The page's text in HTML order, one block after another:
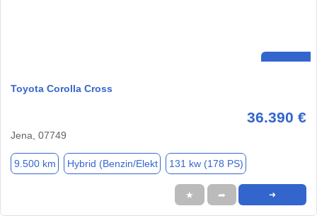
Toyota Corolla Cross
36.390 €
Jena, 07749
9.500 km Hybrid (Benzin/Elekt 131 kw (178 PS)
★ ➦ ➜